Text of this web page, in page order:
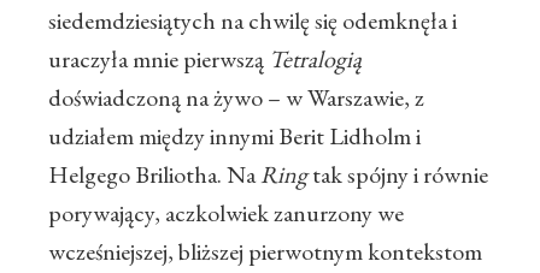
siedemdziesiątych na chwilę się odemknęła i
uraczyła mnie pierwszą Tetralogią
doświadczoną na żywo – w Warszawie, z
udziałem między innymi Berit Lidholm i
Helgego Briliotha. NaRingtak spójny i równie
porywający, aczkolwiek zanurzony we
wcześniejszej, bliższej pierwotnym kontekstom